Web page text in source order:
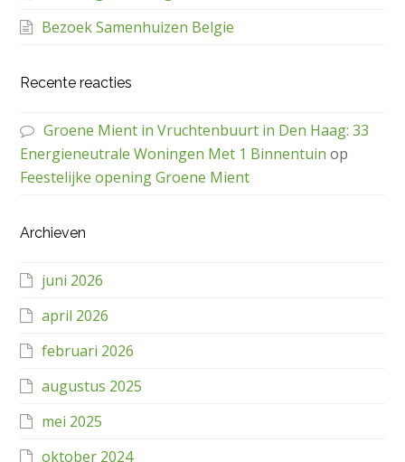
Bezoek Samenhuizen Belgie
Recente reacties
Groene Mient in Vruchtenbuurt in Den Haag: 33
Energieneutrale Woningen Met 1 Binnentuin op
Feestelijke opening Groene Mient
Archieven
juni 2026
april 2026
februari 2026
augustus 2025
mei 2025
oktober 2024